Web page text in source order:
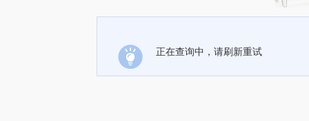
正在查询中，请刷新重试